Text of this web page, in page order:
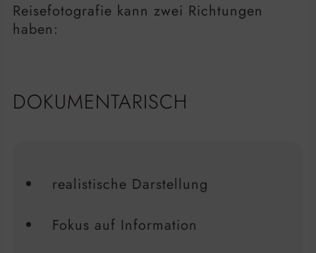
Reisefotografie kann zwei Richtungen
haben:
DOKUMENTARISCH
realistische Darstellung
Fokus auf Information